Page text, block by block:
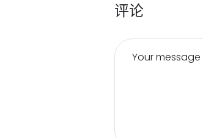
评论
Your message